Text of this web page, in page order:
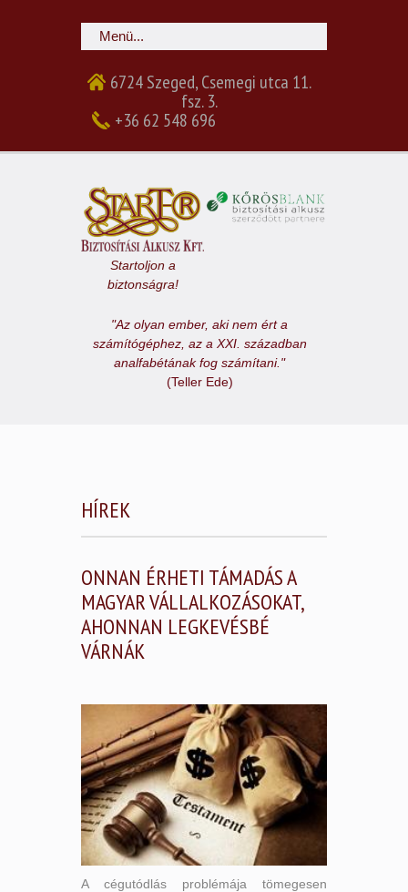
6724 Szeged, Csemegi utca 11.
fsz. 3.
+36 62 548 696
Startoljon a
biztonságra!
"Az olyan ember, aki nem ért a
számítógéphez, az a XXI. században
analfabétának fog számítani."
(Teller Ede)
HÍREK
ONNAN ÉRHETI TÁMADÁS A
MAGYAR VÁLLALKOZÁSOKAT,
AHONNAN LEGKEVÉSBÉ
VÁRNÁK
A cégutódlás problémája tömegesen